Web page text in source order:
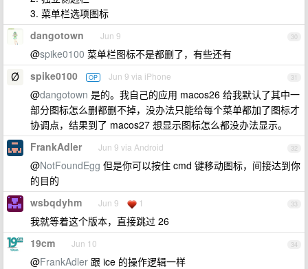
3. 菜单栏选项图标
30
dangotown Jun 9
@spike0100 菜单栏图标不是都删了，有些还有
31
spike0100 OP Jun 9 via iPhone
@dangotown 是的。我自己的应用 macos26 给我默认了其中一
部分图标怎么删都删不掉，没办法只能给每个菜单都加了图标才
协调点，结果到了 macos27 想显示图标怎么都没办法显示。
32
FrankAdler Jun 9 via Android
@NotFoundEgg 但是你可以按住 cmd 键移动图标，间接达到你
的目的
33
wsbqdyhm Jun 9 1
我就等着这个版本，直接跳过 26
34
19cm Jun 10
@FrankAdler 跟 ice 的操作逻辑一样